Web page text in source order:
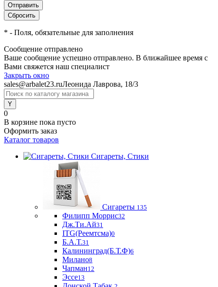
* - Поля, обязательные для заполнения
Сообщение отправлено
Ваше сообщение успешно отправлено. В ближайшее время с
Вами свяжется наш специалист
Закрыть окно
sales@arbalet23.ruЛеонида Лаврова, 18/3
0
В корзине пока пусто
Оформить заказ
Каталог товаров
Сигареты, Стики
Сигареты 135
Филипп Моррис32
Дж.Ти.Ай31
ITG(Реемтсма)0
Б.А.Т.31
Калининград(Б.Т.Ф)6
Милано8
Чапман12
Эссе13